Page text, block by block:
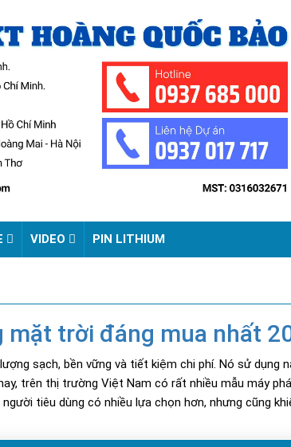
VIDEO PIN LITHIUM
trời đáng mua nhất
sạch, bền vững và tiết kiệm chi phí. Nó sử dụng
trên thị trường Việt Nam có rất nhiều mẫu máy
tiêu dùng có nhiều lựa chọn hơn, nhưng cũng